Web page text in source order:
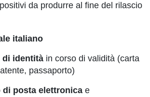
da produrre al fine del rilascio
italiano
di identità in corso di validità (carta
passaporto)
di posta elettronica e